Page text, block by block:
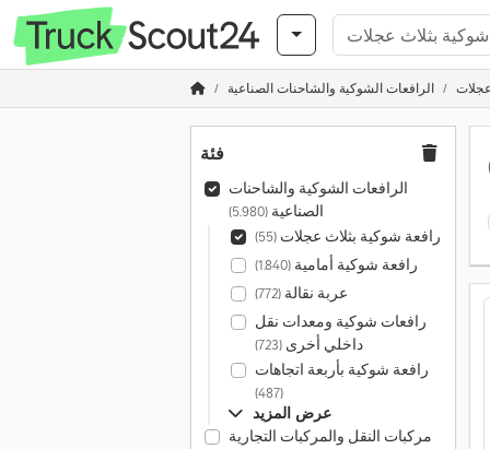
الرافعات الشوكية والشاحنات الصناعية
فئة
الرافعات الشوكية والشاحنات
الصناعية(5.980)
رافعة شوكية بثلاث عجلات(55)
رافعة شوكية أمامية(1.840)
عربة نقالة(772)
رافعات شوكية ومعدات نقل
داخلي أخرى(723)
رافعة شوكية بأربعة اتجاهات
(487)
عرض المزيد
مركبات النقل والمركبات التجارية